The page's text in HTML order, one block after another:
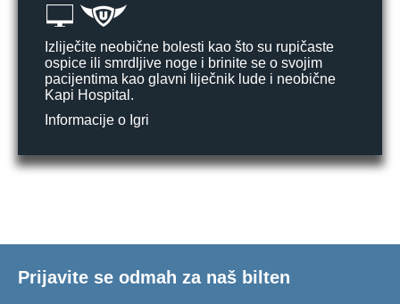
Izliječite neobične bolesti kao što su rupičaste
ospice ili smrdljive noge i brinite se o svojim
pacijentima kao glavni liječnik lude i neobične
Kapi Hospital.
Informacije o Igri
Prijavite se odmah za naš bilten